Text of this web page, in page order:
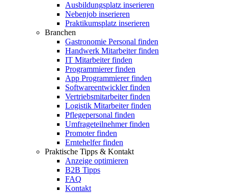
Ausbildungsplatz inserieren
Nebenjob inserieren
Praktikumsplatz inserieren
Branchen
Gastronomie Personal finden
Handwerk Mitarbeiter finden
IT Mitarbeiter finden
Programmierer finden
App Programmierer finden
Softwareentwickler finden
Vertriebsmitarbeiter finden
Logistik Mitarbeiter finden
Pflegepersonal finden
Umfrageteilnehmer finden
Promoter finden
Erntehelfer finden
Praktische Tipps & Kontakt
Anzeige optimieren
B2B Tipps
FAQ
Kontakt